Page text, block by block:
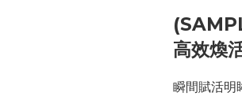
高效煥
瞬間賦活明